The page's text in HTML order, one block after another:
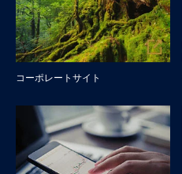
コーポレートサイト